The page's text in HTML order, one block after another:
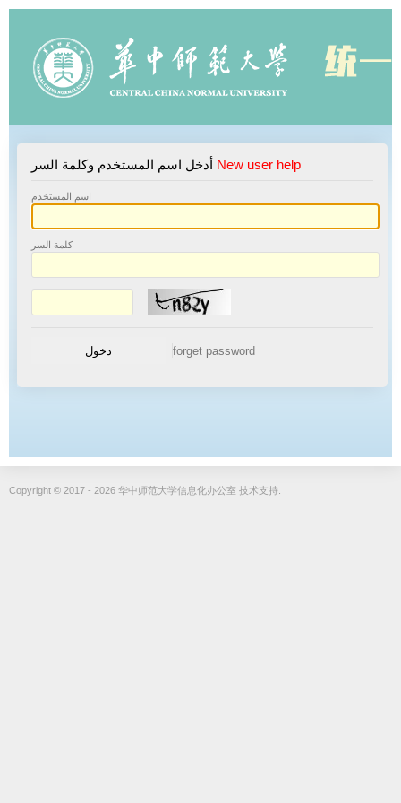
أدخل اسم المستخدم وكلمة السر New user help
اسم المستخدم
كلمة السر
Copyright © 2017 - 2026 华中师范大学信息化办公室 技术支持.